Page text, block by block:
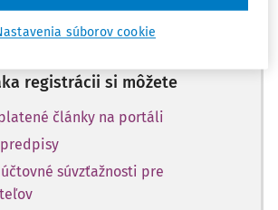
k vybranému obsahu na
10 dní.
registrácii si môžete
články na portáli
súvzťažnosti pre
súborov cookie